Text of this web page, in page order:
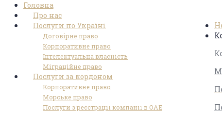
Головна
Про нас
Послуги по Україні
Договірне право
Корпоративне право
Інтелектуальна власність
Міграційне право
Послуги за кордоном
Корпоративне право
Морське право
Послуги з реєстрації компанії в ОАЕ